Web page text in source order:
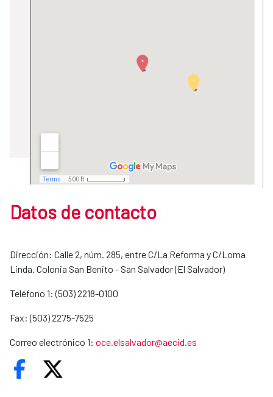
Datos de contacto
Dirección: Calle 2, núm. 285, entre C/La Reforma y C/Loma
Linda. Colonia San Benito - San Salvador (El Salvador)
Teléfono 1: (503) 2218-0100
Fax: (503) 2275-7525
Correo electrónico 1: oce.elsalvador@aecid.es